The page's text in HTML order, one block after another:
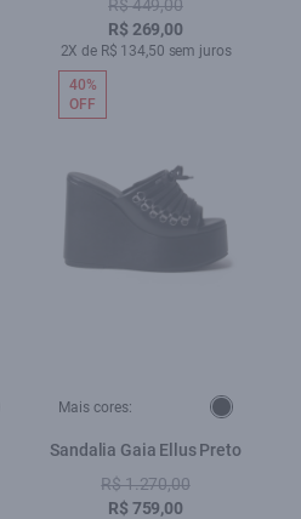
R$ 449,00
R$ 269,00
2X de R$ 134,50 sem juros
Mais cores:
Sandalia Gaia Ellus Preto
R$ 1.270,00
R$ 759,00
40%
OFF